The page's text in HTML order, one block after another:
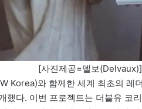
[사진제공=델보(Delvaux)]
Korea)와 함께한 세계 최초의 레
했다. 이번 프로젝트는 더블유 코